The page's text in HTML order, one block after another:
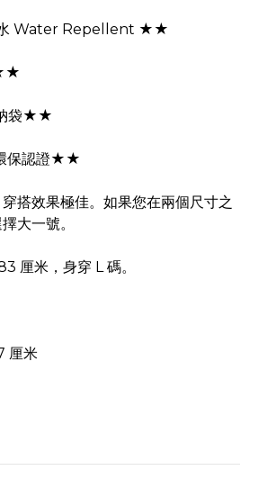
Water Repellent ★★
袋★★
保認證★★
搭效果極佳。如果您在兩個尺寸之
大一號。
厘米，身穿 L 碼。
厘米